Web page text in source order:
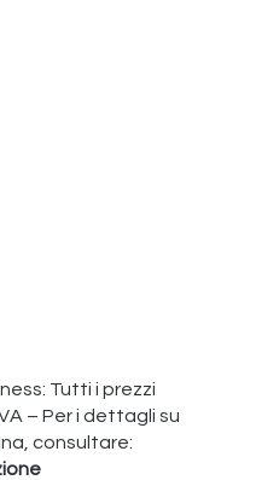
Tutti i prezzi
– Per i dettagli su
consultare: